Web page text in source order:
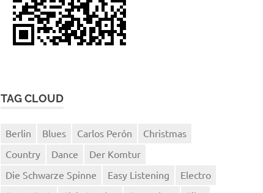
TAG CLOUD
Berlin Blues Carlos Perón
Christmas
Country
Dance
Der Komtur
Die Schwarze Spinne
Easy Listening
Electro